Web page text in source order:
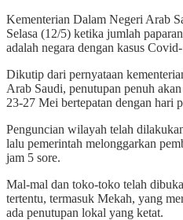
Kementerian Dalam Negeri Arab
Selasa (12/5) ketika jumlah
adalah negara dengan kasus
Dikutip dari pernyataan
Arab Saudi, penutupan penuh
23-27 Mei bertepatan dengan hari
Penguncian wilayah telah
lalu pemerintah melonggarkan
jam 5 sore.
Mal-mal dan toko-toko telah
tertentu, termasuk Mekah, yang
ada penutupan lokal yang ketat.